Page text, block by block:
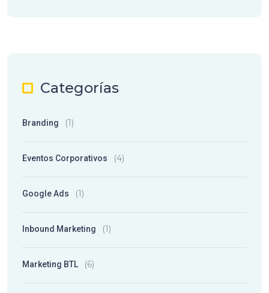
Categorías
Branding (1)
Eventos Corporativos (4)
Google Ads (1)
Inbound Marketing (1)
Marketing BTL (6)